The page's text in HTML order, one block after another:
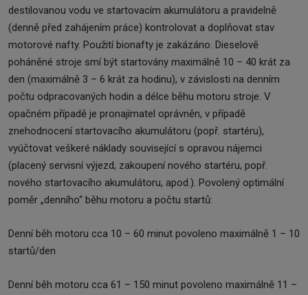
destilovanou vodu ve startovacím akumulátoru a pravidelně
(denně před zahájením práce) kontrolovat a doplňovat stav
motorové nafty. Použití bionafty je zakázáno. Dieselově
poháněné stroje smí být startovány maximálně 10 – 40 krát za
den (maximálně 3 – 6 krát za hodinu), v závislosti na denním
počtu odpracovaných hodin a délce běhu motoru stroje. V
opačném případě je pronajímatel oprávněn, v případě
znehodnocení startovacího akumulátoru (popř. startéru),
vyúčtovat veškeré náklady související s opravou nájemci
(placený servisní výjezd, zakoupení nového startéru, popř.
nového startovacího akumulátoru, apod.). Povolený optimální
poměr „denního“ běhu motoru a počtu startů:
Denní běh motoru cca 10 – 60 minut povoleno maximálně 1 – 10
startů/den
Denní běh motoru cca 61 – 150 minut povoleno maximálně 11 –